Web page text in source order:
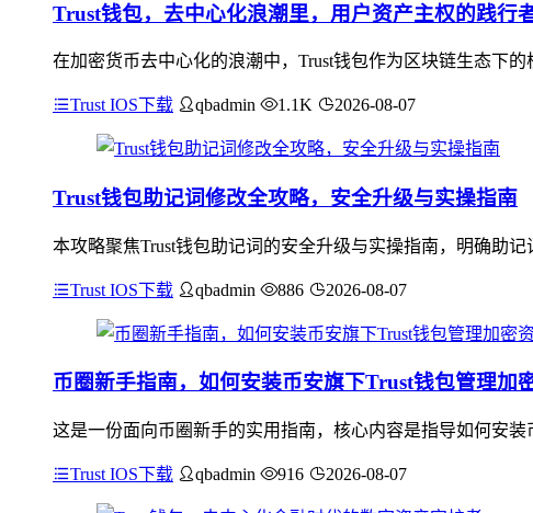
Trust钱包，去中心化浪潮里，用户资产主权的践行
在加密货币去中心化的浪潮中，Trust钱包作为区块链生态下
Trust IOS下载 qbadmin 1.1K 2026-08-07
Trust钱包助记词修改全攻略，安全升级与实操指南
本攻略聚焦Trust钱包助记词的安全升级与实操指南，明确助
Trust IOS下载 qbadmin 886 2026-08-07
币圈新手指南，如何安装币安旗下Trust钱包管理加
这是一份面向币圈新手的实用指南，核心内容是指导如何安
Trust IOS下载 qbadmin 916 2026-08-07